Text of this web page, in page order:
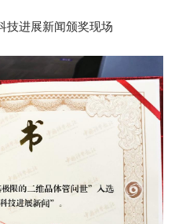
技进展新闻颁奖现场